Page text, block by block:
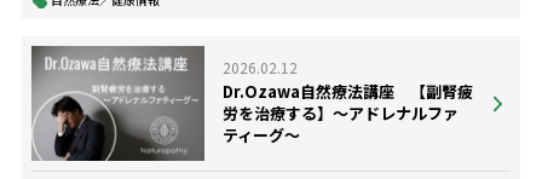
2026.02.12
Dr.Ozawa自然療法講座 【副腎疲
労を治療する】〜アドレナルファ
ティーグ〜